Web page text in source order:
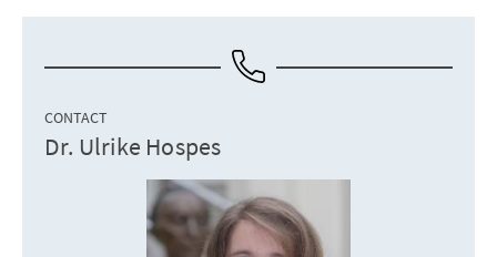
CONTACT
Dr. Ulrike Hospes